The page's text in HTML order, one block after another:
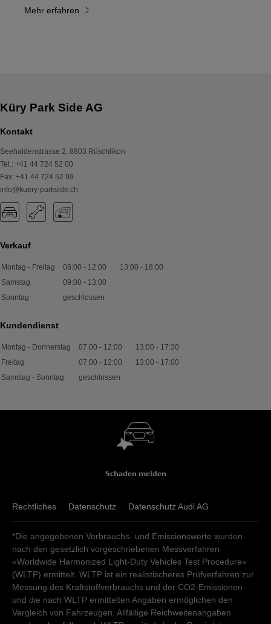
Mehr erfahren
Küry Park Side AG
Kontakt
Seehaldenstrasse 2, 8803 Rüschlikon
Tel.: +41 44 724 52 00
Fax: +41 44 724 52 99
info@kuery-parkside.ch
Verkauf
Montag - Freitag 08:00 - 12:00 13:00 - 18:00
Samstag
09:00 - 13:00
Sonntag
geschlossen
Kundendienst
Montag - Donnerstag 07:00 - 12:00 13:00 - 17:30
Freitag
07:00 - 12:00 13:00 - 17:00
Samstag - Sonntag
geschlossen
Schaden melden
Rechtliches Datenschutz Datenschutz Audi AG
*Die angegebenen Verbrauchs- und Emissionswerte wurden
nach den gesetzlich vorgeschriebenen Messverfahren
«Worldwide Harmonized Light-Duty Vehicles Test Procedure»
(WLTP) ermittelt. WLTP ist ein realistischeres Prüfverfahren zur
Messung des Kraftstoffverbrauchs und der CO2-Emissionen
und die nach WLTP ermittelten Angaben ermöglichen den
Vergleich von Fahrzeugen. Allfällige Reichweitenangaben